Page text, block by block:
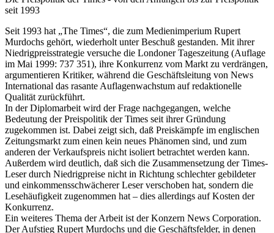
seit 1993
Seit 1993 hat „The Times“, die zum Medienimperium Rupert
Murdochs gehört, wiederholt unter Beschuß gestanden. Mit ihrer
Niedrigpreisstrategie versuche die Londoner Tageszeitung (Auflage
im Mai 1999: 737 351), ihre Konkurrenz vom Markt zu verdrängen,
argumentieren Kritiker, während die Geschäftsleitung von News
International das rasante Auflagenwachstum auf redaktionelle
Qualität zurückführt.
In der Diplomarbeit wird der Frage nachgegangen, welche
Bedeutung der Preispolitik der Times seit ihrer Gründung
zugekommen ist. Dabei zeigt sich, daß Preiskämpfe im englischen
Zeitungsmarkt zum einen kein neues Phänomen sind, und zum
anderen der Verkaufspreis nicht isoliert betrachtet werden kann.
Außerdem wird deutlich, daß sich die Zusammensetzung der Times-
Leser durch Niedrigpreise nicht in Richtung schlechter gebildeter
und einkommensschwächerer Leser verschoben hat, sondern die
Lesehäufigkeit zugenommen hat – dies allerdings auf Kosten der
Konkurrenz.
Ein weiteres Thema der Arbeit ist der Konzern News Corporation.
Der Aufstieg Rupert Murdochs und die Geschäftsfelder, in denen